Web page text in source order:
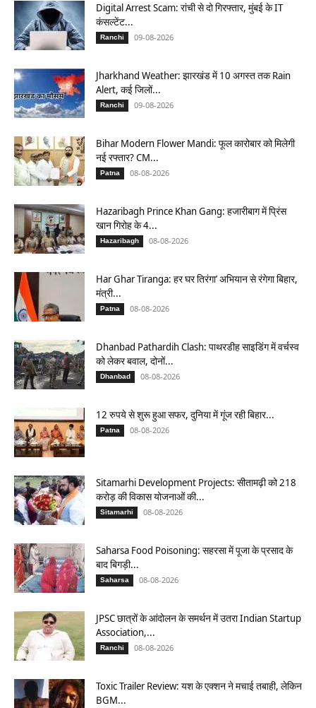
Digital Arrest Scam: रांची से दो गिरफ्तार, मुंबई के IT
कंसल्टेंट...
Ranchi 09-08-2026
Jharkhand Weather: झारखंड में 10 अगस्त तक Rain
Alert, कई जिलों...
Ranchi 09-08-2026
Bihar Modern Flower Mandi: फूल कारोबार को मिलेगी
नई रफ्तार? CM...
Patna 08-08-2026
Hazaribagh Prince Khan Gang: हजारीबाग में प्रिंस
खान गिरोह के 4...
Hazaribagh 08-08-2026
Har Ghar Tiranga: हर घर तिरंगा’ अभियान से रंगेगा बिहार,
मंत्री...
Patna 08-08-2026
Dhanbad Pathardih Clash: पाथरडीह साइडिंग में वर्चस्व
को लेकर बवाल, दोनों...
Dhanbad 08-08-2026
12 रुपये से शुरू हुआ सफर, दुनिया में गूंज रही बिहार...
Patna 08-08-2026
Sitamarhi Development Projects: सीतामढ़ी को 218
करोड़ की विकास योजनाओं की...
Sitamarhi 08-08-2026
Saharsa Food Poisoning: सहरसा में पूजा के प्रसाद के
बाद बिगड़ी...
Saharsa 08-08-2026
JPSC छात्रों के आंदोलन के समर्थन में उतरा Indian Startup
Association,...
Ranchi 08-08-2026
Toxic Trailer Review: यश के एक्शन ने मचाई तबाही, लेकिन
BGM...